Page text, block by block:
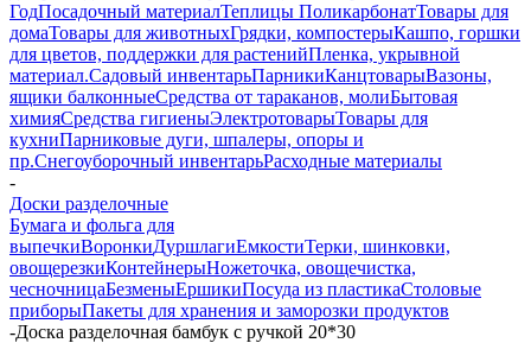
ГодПосадочный материалТеплицы ПоликарбонатТовары для
домаТовары для животныхГрядки, компостерыКашпо, горшки
для цветов, поддержки для растенийПленка, укрывной
материал.Садовый инвентарьПарникиКанцтоварыВазоны,
ящики балконныеСредства от тараканов, молиБытовая
химияСредства гигиеныЭлектротоварыТовары для
кухниПарниковые дуги, шпалеры, опоры и
пр.Снегоуборочный инвентарьРасходные материалы
-
Доски разделочные
Бумага и фольга для
выпечкиВоронкиДуршлагиЕмкостиТерки, шинковки,
овощерезкиКонтейнерыНожеточка, овощечистка,
чесночницаБезменыЕршикиПосуда из пластикаСтоловые
приборыПакеты для хранения и заморозки продуктов
-Доска разделочная бамбук с ручкой 20*30